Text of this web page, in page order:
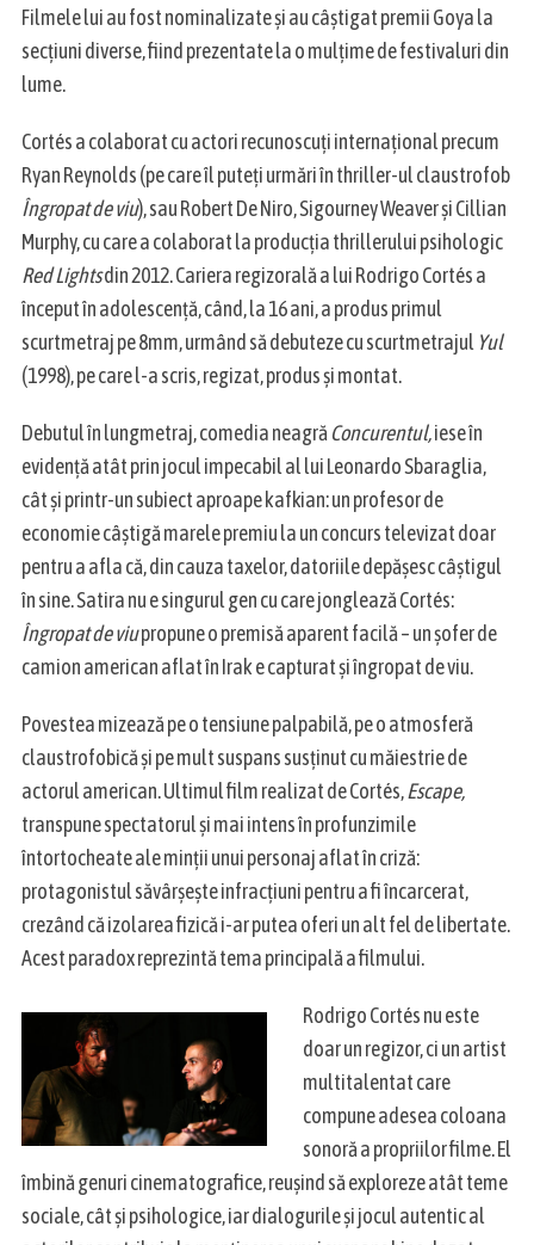
Filmele lui au fost nominalizate și au câștigat premii Goya la
secțiuni diverse, fiind prezentate la o mulțime de festivaluri din
lume.
Cortés a colaborat cu actori recunoscuți internațional precum
Ryan Reynolds (pe care îl puteți urmări în thriller-ul claustrofob
Îngropat de viu), sau Robert De Niro, Sigourney Weaver și Cillian
Murphy, cu care a colaborat la producția thrillerului psihologic
Red Lightsdin 2012. Cariera regizorală a lui Rodrigo Cortés a
început în adolescență, când, la 16 ani, a produs primul
scurtmetraj pe 8mm, urmând să debuteze cu scurtmetrajul Yul
(1998), pe care l-a scris, regizat, produs și montat.
Debutul în lungmetraj, comedia neagră Concurentul,iese în
evidență atât prin jocul impecabil al lui Leonardo Sbaraglia,
cât și printr-un subiect aproape kafkian: un profesor de
economie câștigă marele premiu la un concurs televizat doar
pentru a afla că, din cauza taxelor, datoriile depășesc câștigul
în sine. Satira nu e singurul gen cu care jonglează Cortés:
Îngropat de viupropune o premisă aparent facilă – un șofer de
camion american aflat în Irak e capturat și îngropat de viu.
Povestea mizează pe o tensiune palpabilă, pe o atmosferă
claustrofobică și pe mult suspans susținut cu măiestrie de
actorul american. Ultimul film realizat de Cortés,Escape,
transpune spectatorul și mai intens în profunzimile
întortocheate ale minții unui personaj aflat în criză:
protagonistul săvârșește infracțiuni pentru a fi încarcerat,
crezând că izolarea fizică i-ar putea oferi un alt fel de libertate.
Acest paradox reprezintă tema principală a filmului.
Rodrigo Cortés nu este
doar un regizor, ci un artist
multitalentat care
compune adesea coloana
sonoră a propriilor filme. El
îmbină genuri cinematografice, reușind să exploreze atât teme
sociale, cât și psihologice, iar dialogurile și jocul autentic al
S
e
r
c
h
r
: